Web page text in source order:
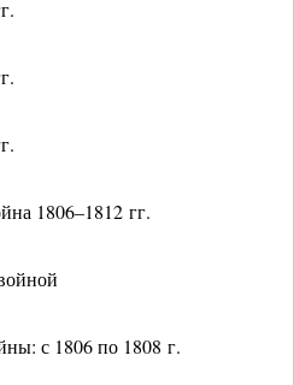
1806–1812 гг.
с 1806 по 1808 г.